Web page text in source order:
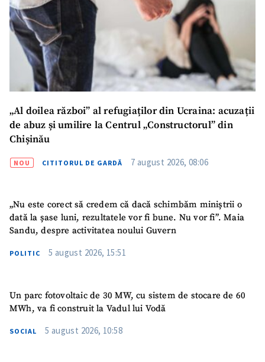
„Al doilea război” al refugiaților din Ucraina: acuzații
de abuz și umilire la Centrul „Constructorul” din
Chișinău
NOU CITITORUL DE GARDĂ 7 august 2026, 08:06
„Nu este corect să credem că dacă schimbăm miniștrii o
dată la șase luni, rezultatele vor fi bune. Nu vor fi”. Maia
Sandu, despre activitatea noului Guvern
POLITIC 5 august 2026, 15:51
Un parc fotovoltaic de 30 MW, cu sistem de stocare de 60
MWh, va fi construit la Vadul lui Vodă
SOCIAL 5 august 2026, 10:58
Mesajul știrei
+ Mesajul știrei
CONTACT SURSĂ
Sursă anonimă
Nume+ Numele meu
Am citit și sunt de
acord cupolitica de
confidențialitate.
TRIMITE ȘTIREA